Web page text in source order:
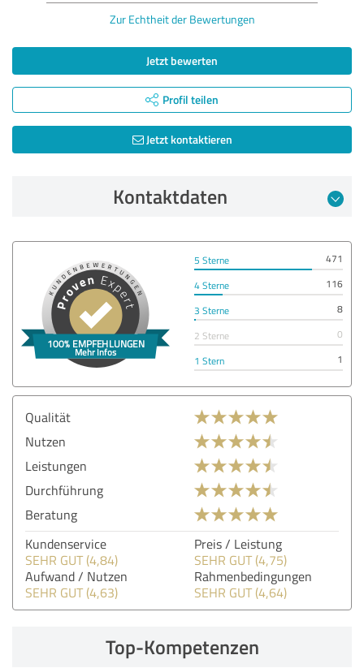
Zur Echtheit der Bewertungen
Jetzt bewerten
Profil teilen
Jetzt kontaktieren
Kontaktdaten
5 Sterne
471
4 Sterne
116
3 Sterne
8
2 Sterne
0
1 Stern
1
Qualität
Nutzen
Leistungen
Durchführung
Beratung
Kundenservice
SEHR GUT (4,84)
Preis / Leistung
SEHR GUT (4,75)
Aufwand / Nutzen
SEHR GUT (4,63)
Rahmenbedingungen
SEHR GUT (4,64)
Top-Kompetenzen